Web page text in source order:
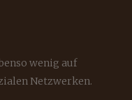
wenig auf
Netzwerken.